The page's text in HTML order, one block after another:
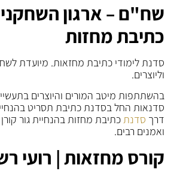
שח"ם – ארגון
כתיבת מחזות
סדנת לימודי כתיבת מחזאות. מיועדת
וליוצרים.
בהשתתפות מיטב המורים והיוצרים
סדנאות החל בסדנת כתיבת תסריט
דרך סדנתכתיבת מחזות בהנחיית גור קורן
ואמנים רבים.
קורס מחזאות | רועי